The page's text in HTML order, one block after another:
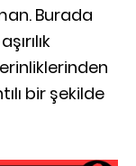
Burada
bir şekilde